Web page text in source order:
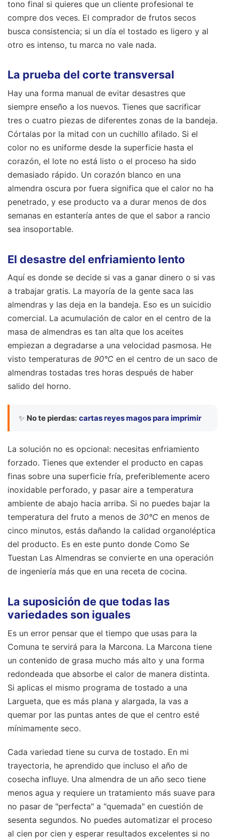
tono final si quieres que un cliente profesional te
compre dos veces. El comprador de frutos secos
busca consistencia; si un día el tostado es ligero y al
otro es intenso, tu marca no vale nada.
La prueba del corte transversal
Hay una forma manual de evitar desastres que
siempre enseño a los nuevos. Tienes que sacrificar
tres o cuatro piezas de diferentes zonas de la bandeja.
Córtalas por la mitad con un cuchillo afilado. Si el
color no es uniforme desde la superficie hasta el
corazón, el lote no está listo o el proceso ha sido
demasiado rápido. Un corazón blanco en una
almendra oscura por fuera significa que el calor no ha
penetrado, y ese producto va a durar menos de dos
semanas en estantería antes de que el sabor a rancio
sea insoportable.
El desastre del enfriamiento lento
Aquí es donde se decide si vas a ganar dinero o si vas
a trabajar gratis. La mayoría de la gente saca las
almendras y las deja en la bandeja. Eso es un suicidio
comercial. La acumulación de calor en el centro de la
masa de almendras es tan alta que los aceites
empiezan a degradarse a una velocidad pasmosa. He
visto temperaturas de 90°C en el centro de un saco de
almendras tostadas tres horas después de haber
salido del horno.
✨ No te pierdas: cartas reyes magos para imprimir
La solución no es opcional: necesitas enfriamiento
forzado. Tienes que extender el producto en capas
finas sobre una superficie fría, preferiblemente acero
inoxidable perforado, y pasar aire a temperatura
ambiente de abajo hacia arriba. Si no puedes bajar la
temperatura del fruto a menos de 30°C en menos de
cinco minutos, estás dañando la calidad organoléptica
del producto. Es en este punto donde Como Se
Tuestan Las Almendras se convierte en una operación
de ingeniería más que en una receta de cocina.
La suposición de que todas las
variedades son iguales
Es un error pensar que el tiempo que usas para la
Comuna te servirá para la Marcona. La Marcona tiene
un contenido de grasa mucho más alto y una forma
redondeada que absorbe el calor de manera distinta.
Si aplicas el mismo programa de tostado a una
Largueta, que es más plana y alargada, la vas a
quemar por las puntas antes de que el centro esté
mínimamente seco.
Cada variedad tiene su curva de tostado. En mi
trayectoria, he aprendido que incluso el año de
cosecha influye. Una almendra de un año seco tiene
menos agua y requiere un tratamiento más suave para
no pasar de "perfecta" a "quemada" en cuestión de
sesenta segundos. No puedes automatizar el proceso
al cien por cien y esperar resultados excelentes si no